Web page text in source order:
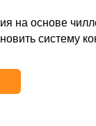
на основе
систему